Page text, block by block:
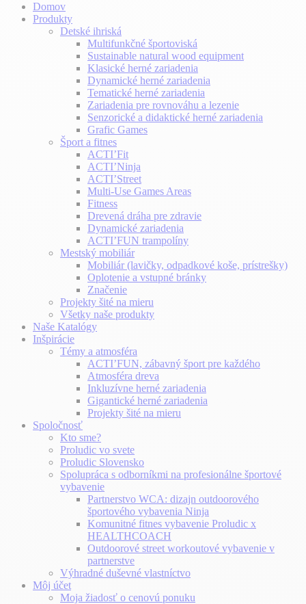
Domov
Produkty
Detské ihriská
Multifunkčné športoviská
Sustainable natural wood equipment
Klasické herné zariadenia
Dynamické herné zariadenia
Tematické herné zariadenia
Zariadenia pre rovnováhu a lezenie
Senzorické a didaktické herné zariadenia
Grafic Games
Šport a fitnes
ACTI’Fit
ACTI’Ninja
ACTI’Street
Multi-Use Games Areas
Fitness
Drevená dráha pre zdravie
Dynamické zariadenia
ACTI’FUN trampolíny
Mestský mobiliár
Mobiliár (lavičky, odpadkové koše, prístrešky)
Oplotenie a vstupné bránky
Značenie
Projekty šité na mieru
Všetky naše produkty
Naše Katalógy
Inšpirácie
Témy a atmosféra
ACTI’FUN, zábavný šport pre každého
Atmosféra dreva
Inkluzívne herné zariadenia
Gigantické herné zariadenia
Projekty šité na mieru
Spoločnosť
Kto sme?
Proludic vo svete
Proludic Slovensko
Spolupráca s odborníkmi na profesionálne športové
vybavenie
Partnerstvo WCA: dizajn outdoorového
športového vybavenia Ninja
Komunitné fitnes vybavenie Proludic x
HEALTHCOACH
Outdoorové street workoutové vybavenie v
partnerstve
Výhradné duševné vlastníctvo
Môj účet
Moja žiadosť o cenovú ponuku